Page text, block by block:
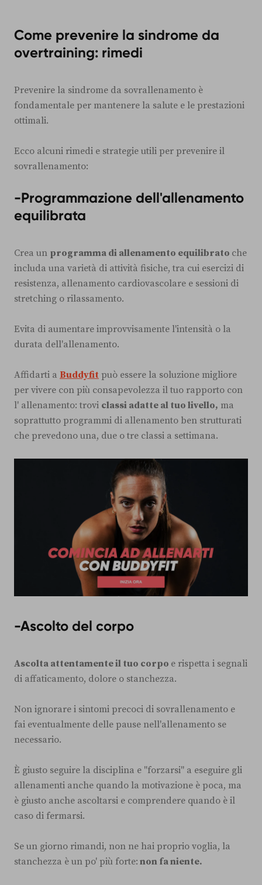
Come prevenire la sindrome da
overtraining: rimedi
Prevenire la sindrome da sovrallenamento è
fondamentale per mantenere la salute e le prestazioni
ottimali.
Ecco alcuni rimedi e strategie utili per prevenire il
sovrallenamento:
-Programmazione dell'allenamento
equilibrata
Crea un programma di allenamento equilibrato che
includa una varietà di attività fisiche, tra cui esercizi di
resistenza, allenamento cardiovascolare e sessioni di
stretching o rilassamento.
Evita di aumentare improvvisamente l'intensità o la
durata dell'allenamento.
Affidarti a Buddyfit può essere la soluzione migliore
per vivere con più consapevolezza il tuo rapporto con
l' allenamento: trovi classi adatte al tuo livello, ma
soprattutto programmi di allenamento ben strutturati
che prevedono una, due o tre classi a settimana.
-Ascolto del corpo
Ascolta attentamente il tuo corpo e rispetta i segnali
di affaticamento, dolore o stanchezza.
Non ignorare i sintomi precoci di sovrallenamento e
fai eventualmente delle pause nell'allenamento se
necessario.
È giusto seguire la disciplina e "forzarsi" a eseguire gli
allenamenti anche quando la motivazione è poca, ma
è giusto anche ascoltarsi e comprendere quando è il
caso di fermarsi.
Se un giorno rimandi, non ne hai proprio voglia, la
stanchezza è un po' più forte: non fa niente.